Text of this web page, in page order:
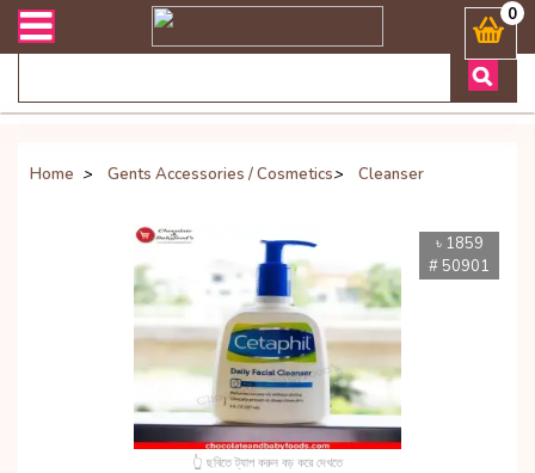
সংক্রান্ত যেকোনো জিজ্ঞাসায় কল করুনঃ ( Whatsapp ) 0
Home > Gents Accessories / Cosmetics> Cleanser
৳ 1859
# 50901
👆 ছবিতে ট্যাপ করুন বড় করে দেখতে